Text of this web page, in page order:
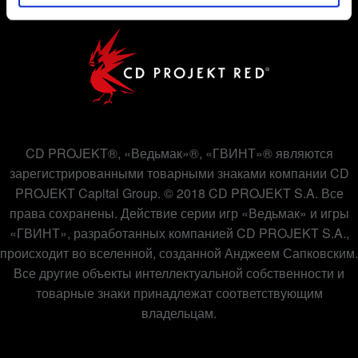
партнёрами, чтобы показывать вам материалы,
которые могут вас заинтересовать, — например, в
социальных сетях. Однако все опциональные файлы
cookie требуют вашего разрешения.
Найти подробную информацию о том, как мы
«Настройки» ниже.
CD PROJEKT®, «Ведьмак»®, «ГВИНТ»® являются
зарегистрированными товарными знаками компании CD
PROJEKT Capital Group. © 2018 CD PROJEKT S.A. Все
права сохранены. Действие серии игр «Ведьмак» и игры
«ГВИНТ», разработанных компанией CD PROJEKT S.A.,
происходит во вселенной, созданной Анджеем Сапковским.
Все другие объекты интеллектуальной собственности и
товарные знаки принадлежат соответствующим
владельцам.